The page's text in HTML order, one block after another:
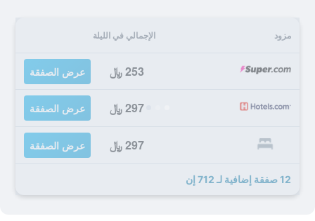
مزود الإجمالي في الليلة
253 ﷼ عرض الصفقة
297 ﷼ عرض الصفقة
297 ﷼ عرض الصفقة
12 صفقة إضافية لـ 712 إن